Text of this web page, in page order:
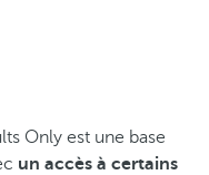
Only est une base
un accès à certains